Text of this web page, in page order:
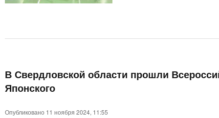
В Свердловской области прошли
Японского
Опубликовано 11 ноября 2024, 11:55